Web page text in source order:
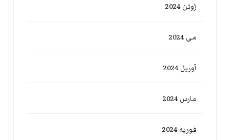
ژوئن 2024
می 2024
آوریل 2024
مارس 2024
فوریه 2024